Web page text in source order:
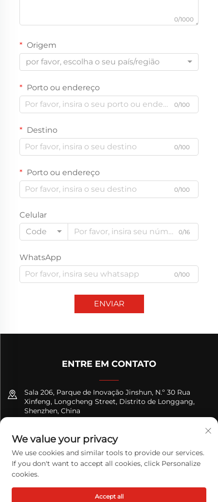
0/1000
Origem
por favor, escolha o seu país/região
Porto ou endereço
0/100
Destino
0/100
Porto ou endereço
0/100
Celular
Code
0/16
WhatsApp
0/100
ENVIAR
ENTRE EM CONTATO
Sala 206, Parque de Inovação Jinshun, N.º 30 Rua
Xinfeng, Longcheng Street, Distrito de Longgang,
Shenzhen, China
[email protected]
Copyright © 2026 TODAY LOGISTICS LTD. Todos os direitos
We value your privacy
We use cookies and similar tools to provide our services.
If you don't want to accept all cookies, click Personalize
cookies.
Accept all